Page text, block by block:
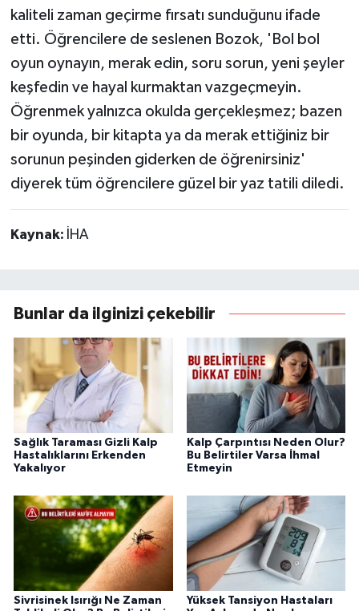
kaliteli zaman geçirme fırsatı sunduğunu ifade
etti. Öğrencilere de seslenen Bozok, 'Bol bol
oyun oynayın, merak edin, soru sorun, yeni şeyler
keşfedin ve hayal kurmaktan vazgeçmeyin.
Öğrenmek yalnızca okulda gerçekleşmez; bazen
bir oyunda, bir kitapta ya da merak ettiğiniz bir
sorunun peşinden giderken de öğrenirsiniz'
diyerek tüm öğrencilere güzel bir yaz tatili diledi.
Kaynak: İHA
Bunlar da ilginizi çekebilir
Sağlık Taraması Gizli Kalp
Hastalıklarını Erkenden
Yakalıyor
Kalp Çarpıntısı Neden Olur?
Bu Belirtiler Varsa İhmal
Etmeyin
Sivrisinek Isırığı Ne Zaman
Yüksek Tansiyon Hastaları